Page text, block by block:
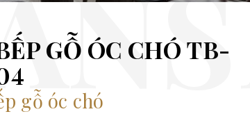
GỖ ÓC CHÓ TB-
gỗ óc chó